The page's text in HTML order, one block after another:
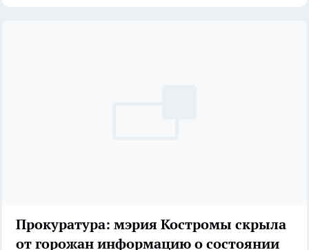
Прокуратура: мэрия Костромы скрыла
от горожан информацию о состоянии